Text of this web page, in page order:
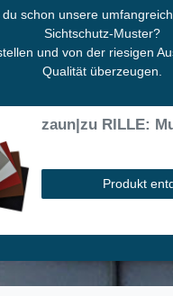
du schon unsere
Sichtschutz-Muster?
und von der riesigen
Qualität überzeugen.
zaun|zu RILLE:
Produkt